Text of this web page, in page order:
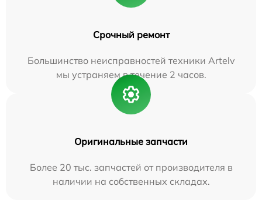
Срочный ремонт
Большинство неисправностей техники Artelv
мы устраняем в течение 2 часов.
Оригинальные запчасти
Более 20 тыс. запчастей от производителя в
наличии на собственных складах.